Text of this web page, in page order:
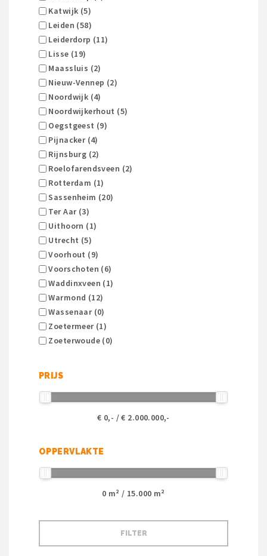
Katwijk (5)
Leiden (58)
Leiderdorp (11)
Lisse (19)
Maassluis (2)
Nieuw-Vennep (2)
Noordwijk (4)
Noordwijkerhout (5)
Oegstgeest (9)
Pijnacker (4)
Rijnsburg (2)
Roelofarendsveen (2)
Rotterdam (1)
Sassenheim (20)
Ter Aar (3)
Uithoorn (1)
Utrecht (5)
Voorhout (9)
Voorschoten (6)
Waddinxveen (1)
Warmond (12)
Wassenaar (0)
Zoetermeer (1)
Zoeterwoude (0)
PRIJS
€ 0,- / € 2.000.000,-
OPPERVLAKTE
0 m² / 15.000 m²